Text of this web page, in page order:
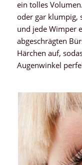
ein tolles
oder gar klumpig,
und jede Wimper
abgeschrägten
Härchen auf,
Augenwinkel